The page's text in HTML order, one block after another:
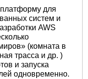
для
систем и
AWS
(комната в
трасса и др. )
и запуска
одновременно.